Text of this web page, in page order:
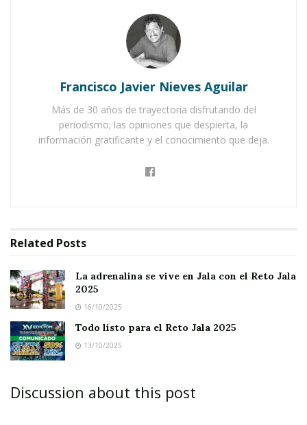
unidad y colaboraciónque lo hizo posible.
El presidente municipal,Toño Cambero
reconoció que el éxito de este evento no fue
obra de la casualidad, sino el resultado del
trabajo conjunto entre autoridades, comité
organizador y ciudadanos que, desde sus
para que todo saliera perfecto.
Desde un día antes de la competencia, Jala abrió
sus puertas con una
Hubo arte, música y el brillo de sus
más queridas, recordando a propios y
visitantes que en este Pueblo Mágico
Francisco Javier Nieves Aguilar
Más de 30 años de trayectoria disfrutando del
periodismo; las opiniones que despierta, la
información gratificante y el conocimiento que deja.
Related Posts
La adrenalina se vive en Jala con el Reto Jala
2025
16/10/2025
Todo listo para el Reto Jala 2025
13/10/2025
Discussion about this post